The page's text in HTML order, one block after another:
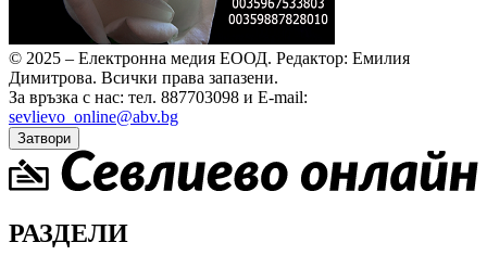
© 2025 – Електронна медия ЕООД. Редактор: Емилия
Димитрова. Всички права запазени.
За връзка с нас: тел. 887703098 и E-mail:
sevlievo_online@abv.bg
Затвори
РАЗДЕЛИ